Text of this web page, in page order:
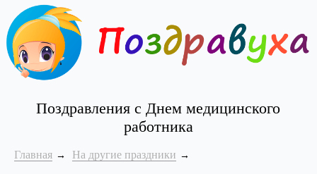
Поздравления с Днем медицинского
работника
Главная На другие праздники